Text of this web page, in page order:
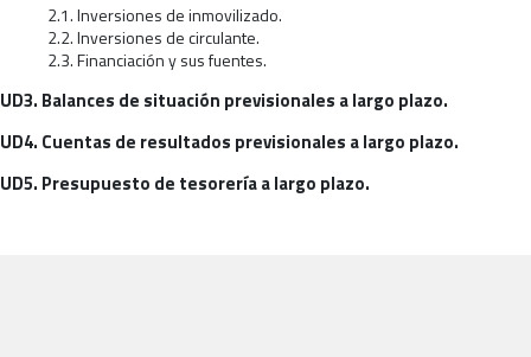
2.1. Inversiones de inmovilizado.
2.2. Inversiones de circulante.
2.3. Financiación y sus fuentes.
UD3. Balances de situación previsionales a largo plazo.
UD4. Cuentas de resultados previsionales a largo plazo.
UD5. Presupuesto de tesorería a largo plazo.